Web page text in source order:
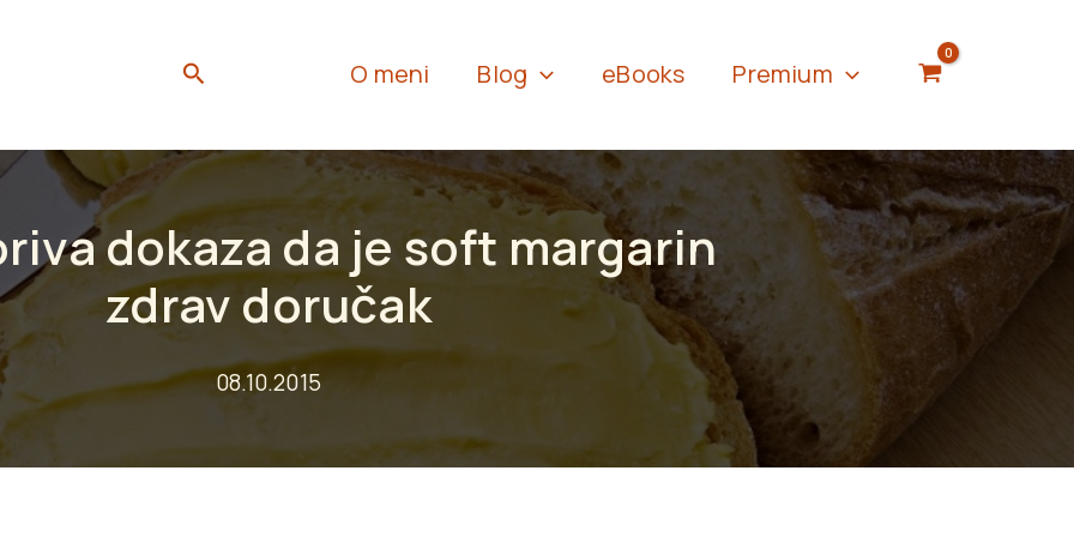
Search O meni Blog eBooks Premium
dokaza da je soft margarin
zdrav doručak
08.10.2015